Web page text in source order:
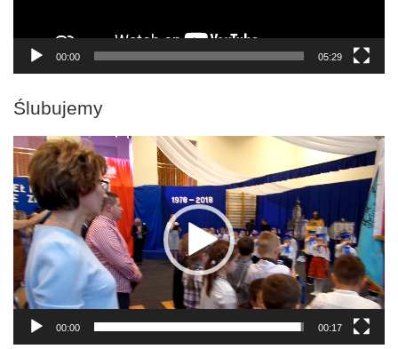
00:00 05:29
Ślubujemy
Odtwarzacz
video
00:00 00:17